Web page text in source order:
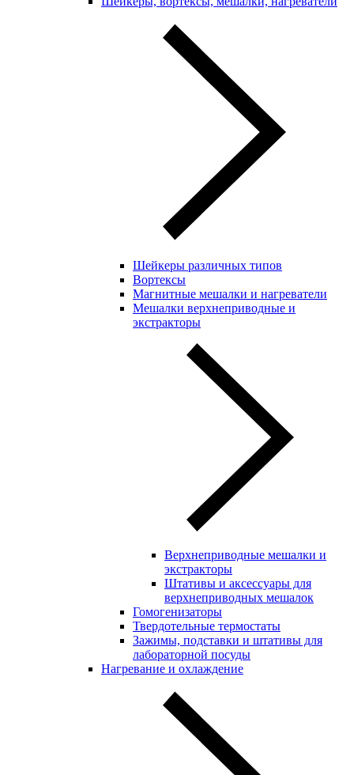
Шейкеры различных типов
Вортексы
Магнитные мешалки и нагреватели
Мешалки верхнеприводные и
экстракторы
Верхнеприводные мешалки и
экстракторы
Штативы и аксессуары для
верхнеприводных мешалок
Гомогенизаторы
Твердотельные термостаты
Зажимы, подставки и штативы для
лабораторной посуды
Нагревание и охлаждение